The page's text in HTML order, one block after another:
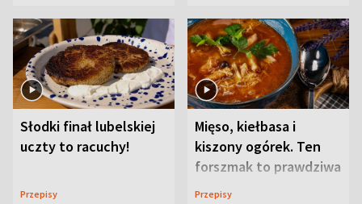
Słodki finał lubelskiej
uczty to racuchy!
Przepisy
Mięso, kiełbasa i
kiszony ogórek. Ten
forszmak to prawdziwa
uczta
Przepisy